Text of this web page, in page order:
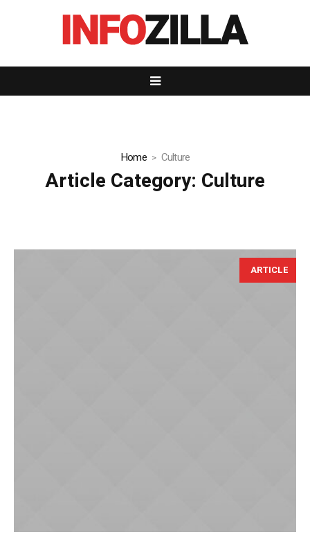
Home Culture
Article Category: Culture
ARTICLE